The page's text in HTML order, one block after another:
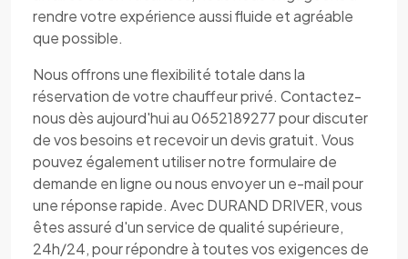
rendre votre expérience aussi fluide et agréable
que possible.
Nous offrons une flexibilité totale dans la
réservation de votre chauffeur privé. Contactez-
nous dès aujourd'hui au 0652189277 pour discuter
de vos besoins et recevoir un devis gratuit. Vous
pouvez également utiliser notre formulaire de
demande en ligne ou nous envoyer un e-mail pour
une réponse rapide. Avec DURAND DRIVER, vous
êtes assuré d'un service de qualité supérieure,
24h/24, pour répondre à toutes vos exigences de